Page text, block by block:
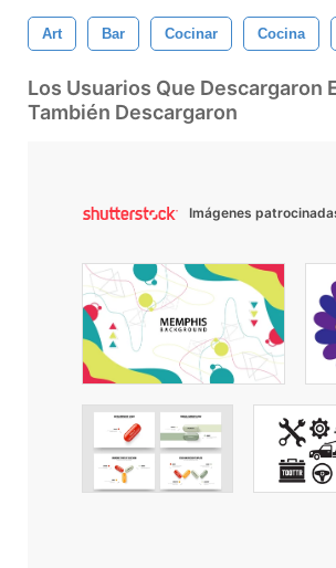
Art Bar Cocinar Cocina
Los Usuarios Que Descargaron
También Descargaron
Imágenes